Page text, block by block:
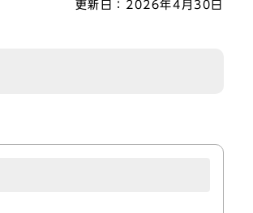
更新日： 2026年4月30日